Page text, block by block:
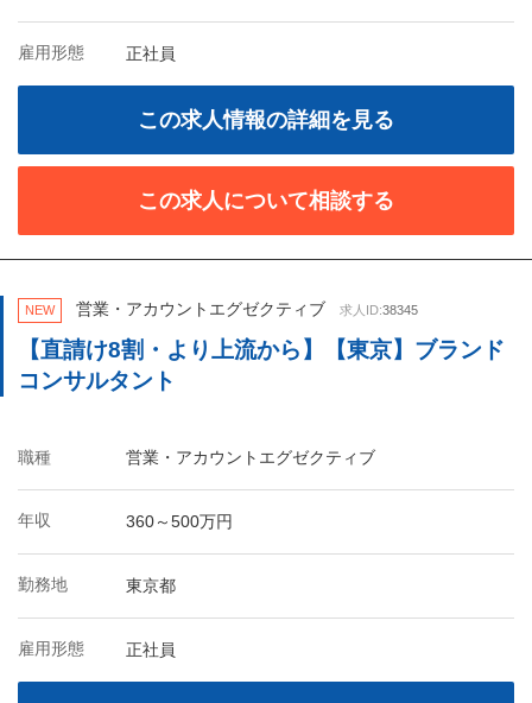
雇用形態 正社員
この求人情報の詳細を見る
この求人について相談する
NEW 営業・アカウントエグゼクティブ 求人ID:38345
【直請け8割・より上流から】【東京】ブランド
コンサルタント
職種 営業・アカウントエグゼクティブ
年収 360～500万円
勤務地 東京都
雇用形態 正社員